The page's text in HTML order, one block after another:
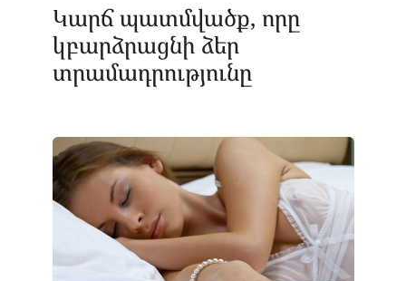
Կարճ պատմվածք, որը
կբարձրացնի ձեր
տրամադրությունը